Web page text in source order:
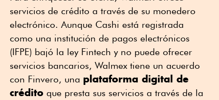
servicios de crédito a través de su monedero
electrónico. Aunque Cashi está registrada
como una institución de pagos electrónicos
(IFPE) bajó la ley Fintech y no puede ofrecer
servicios bancarios, Walmex tiene un acuerdo
con Finvero, una plataforma digital de
crédito que presta sus servicios a través de la